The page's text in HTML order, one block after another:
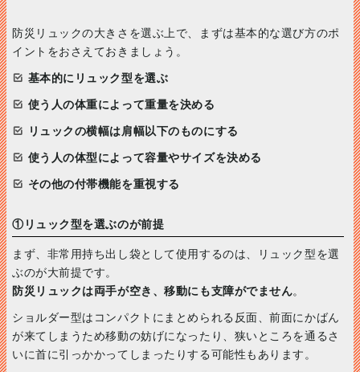
防災リュックの大きさを選ぶ上で、まずは基本的な選び方のポ
イントをおさえておきましょう。
基本的にリュック型を選ぶ
使う人の体重によって重量を決める
リュックの横幅は肩幅以下のものにする
使う人の体型によって容量やサイズを決める
その他の付帯機能を重視する
①リュック型を選ぶのが前提
まず、非常用持ち出し袋として使用するのは、リュック型を選
ぶのが大前提です。
防災リュックは両手が空き、移動にも支障がでません。
ショルダー型はコンパクトにまとめられる反面、前面にかばん
が来てしまうため移動の妨げになったり、狭いところを通るさ
いに首に引っかかってしまったりする可能性もあります。